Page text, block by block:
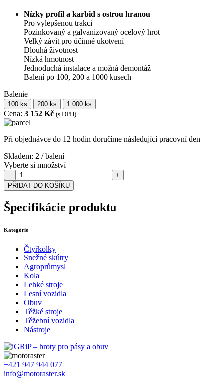
Nízky profil a karbid s ostrou hranou
Pro vylepšenou trakci
Pozinkovaný a galvanizovaný ocelový hrot
Velký závit pro účinné ukotvení
Dlouhá životnost
Nízká hmotnost
Jednoduchá instalace a možná demontáž
Balení po 100, 200 a 1000 kusech
Balenie
100 ks 200 ks 1 000 ks
Cena: 3 152 Kč (s DPH)
Při objednávce do 12 hodin doručíme následující pracovní den
Skladem: 2 / balení
Vyberte si množství
−
+
PŘIDAT DO KOŠÍKU
Špecifikácie produktu
Kategórie
Čtyřkolky
Snežné skútry
Agroprůmysl
Kola
Lehké stroje
Lesní vozidla
Obuv
Těžké stroje
Těžební vozidla
Nástroje
+421 947 944 077
info@motoraster.sk